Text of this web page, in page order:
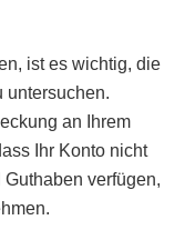
ist es wichtig, die
untersuchen.
an Ihrem
Ihr Konto nicht
verfügen,